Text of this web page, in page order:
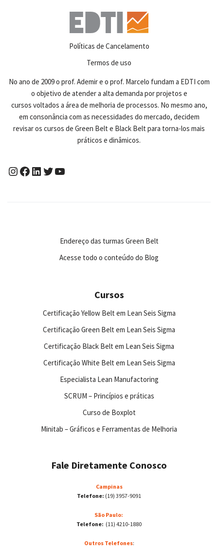
Políticas de Cancelamento
Termos de uso
No ano de 2009 o prof. Ademir e o prof. Marcelo fundam a EDTI com
o objetivo de atender a alta demanda por projetos e
cursos voltados a área de melhoria de processos. No mesmo ano,
em consonância com as necessidades do mercado, decidem
revisar os cursos de Green Belt e Black Belt para torna-los mais
práticos e dinâmicos.
Endereço das turmas Green Belt
Acesse todo o conteúdo do Blog
Cursos
Certificação Yellow Belt em Lean Seis Sigma
Certificação Green Belt em Lean Seis Sigma
Certificação Black Belt em Lean Seis Sigma
Certificação White Belt em Lean Seis Sigma
Especialista Lean Manufactoring
SCRUM – Princípios e práticas
Curso de Boxplot
Minitab – Gráficos e Ferramentas de Melhoria
Fale Diretamente Conosco
Campinas
Telefone: (19) 3957-9091
São Paulo:
Telefone: (11) 4210-1880
Outros Telefones: